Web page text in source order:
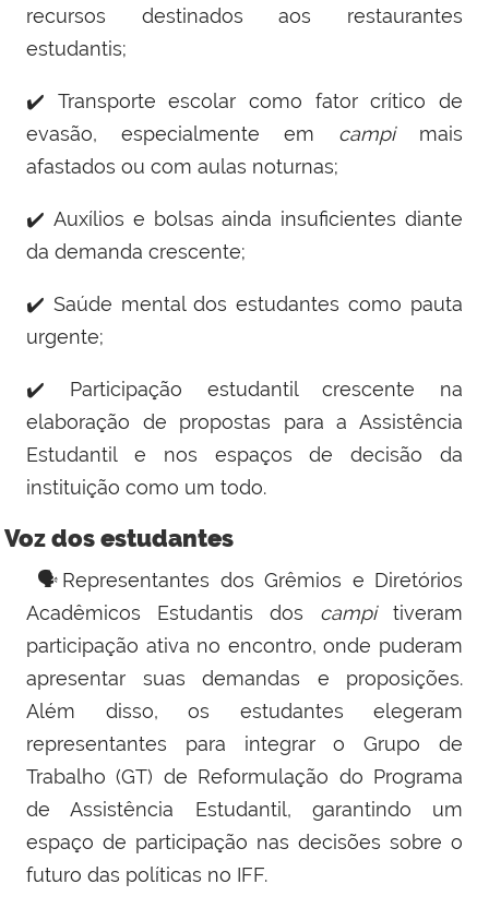
recursos destinados aos restaurantes
estudantis;
✔️ Transporte escolar como fator crítico de
evasão, especialmente em campimais
afastados ou com aulas noturnas;
✔️ Auxílios e bolsas ainda insuficientes diante
da demanda crescente;
✔️ Saúde mental dos estudantes como pauta
urgente;
✔️ Participação estudantil crescente na
elaboração de propostas para a Assistência
Estudantil e nos espaços de decisão da
instituição como um todo.
Voz dos estudantes
🗣️Representantes dos Grêmios e Diretórios
Acadêmicos Estudantis dos campi
tiveram
participação ativa no encontro, onde puderam
apresentar suas demandas e proposições.
Além disso, os estudantes elegeram
representantes para integrar oGrupo de
Trabalho (GT) de Reformulação do Programa
de Assistência Estudantil, garantindo um
espaço de participação nas decisões sobre o
futuro das políticas no IFF.